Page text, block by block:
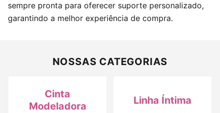
sempre pronta para oferecer suporte personalizado,
garantindo a melhor experiência de compra.
NOSSAS CATEGORIAS
Cinta
Modeladora
Linha Íntima